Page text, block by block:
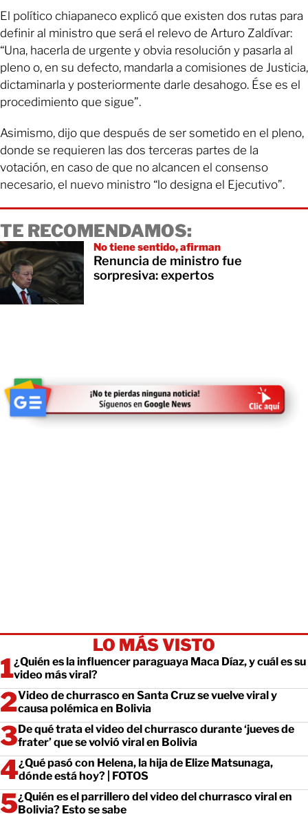
El político chiapaneco explicó que existen dos rutas para
definir al ministro que será el relevo de Arturo Zaldívar:
“Una, hacerla de urgente y obvia resolución y pasarla al
pleno o, en su defecto, mandarla a comisiones de Justicia,
dictaminarla y posteriormente darle desahogo. Ése es el
procedimiento que sigue”.
Asimismo, dijo que después de ser sometido en el pleno,
donde se requieren las dos terceras partes de la
votación, en caso de que no alcancen el consenso
necesario, el nuevo ministro “lo designa el Ejecutivo”.
TE RECOMENDAMOS:
No tiene sentido, afirman
Renuncia de ministro fue
sorpresiva: expertos
LO MÁS VISTO
¿Quién es la influencer paraguaya Maca Díaz, y cuál es su
video más viral?
Video de churrasco en Santa Cruz se vuelve viral y
causa polémica en Bolivia
De qué trata el video del churrasco durante ‘jueves de
frater’ que se volvió viral en Bolivia
¿Qué pasó con Helena, la hija de Elize Matsunaga,
dónde está hoy? | FOTOS
¿Quién es el parrillero del video del churrasco viral en
Bolivia? Esto se sabe